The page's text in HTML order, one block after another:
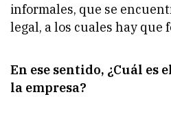
informales, que se
legal, a los cuales hay que
En ese sentido, ¿Cuál es
la empresa?